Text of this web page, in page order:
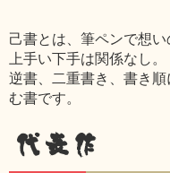
己書とは、筆ペンで想い
上手い下手は関係なし。
逆書、二重書き、書き
む書です。
代表作